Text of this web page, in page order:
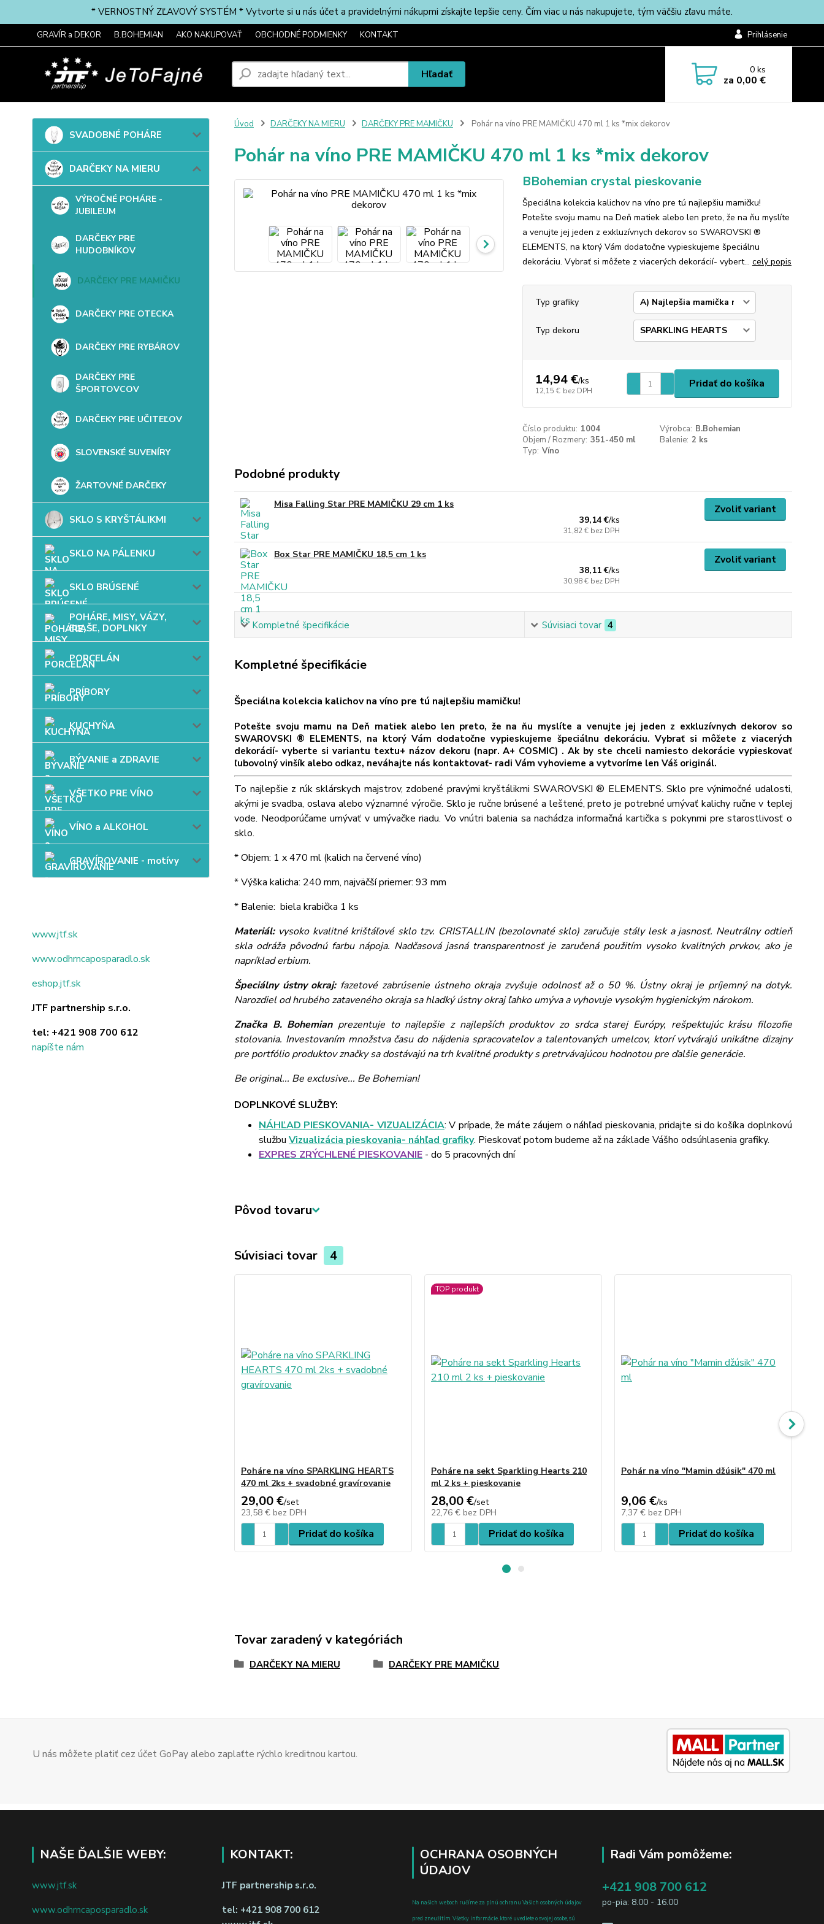
* VERNOSTNÝ ZĽAVOVÝ SYSTÉM * Vytvorte si u nás účet a pravidelnými nákupmi získajte lepšie ceny. Čím viac u nás nakupujete, tým väčšiu zľavu máte.
GRAVÍR a DEKOR B.BOHEMIAN AKO NAKUPOVAŤ OBCHODNÉ PODMIENKY KONTAKT Prihlásenie
Hľadať 0ks
za 0,00 €
SVADOBNÉ POHÁRE
DARČEKY NA MIERU
VÝROČNÉ POHÁRE -
JUBILEUM
DARČEKY PRE
HUDOBNÍKOV
DARČEKY PRE MAMIČKU
DARČEKY PRE OTECKA
DARČEKY PRE RYBÁROV
DARČEKY PRE
ŠPORTOVCOV
DARČEKY PRE UČITEĽOV
SLOVENSKÉ SUVENÍRY
ŽARTOVNÉ DARČEKY
SKLO S KRYŠTÁLIKMI
SKLO NA PÁLENKU
SKLO BRÚSENÉ
POHÁRE, MISY, VÁZY,
FĽAŠE, DOPLNKY
PORCELÁN
PRÍBORY
KUCHYŇA
BÝVANIE a ZDRAVIE
VŠETKO PRE VÍNO
VÍNO a ALKOHOL
GRAVÍROVANIE - motívy
www.jtf.sk
www.odhrncaposparadlo.sk
eshop.jtf.sk
JTF partnership s.r.o.
tel: +421 908 700 612
napíšte nám
Úvod DARČEKY NA MIERU DARČEKY PRE MAMIČKU Pohár na víno PRE MAMIČKU 470 ml 1 ks *mix dekorov
Pohár na víno PRE MAMIČKU 470 ml 1 ks *mix dekorov
BBohemian crystal pieskovanie
Špeciálna kolekcia kalichov na víno pre tú najlepšiu mamičku!
Potešte svoju mamu na Deň matiek alebo len preto, že na ňu myslíte
a venujte jej jeden z exkluzívnych dekorov so SWAROVSKI ®
ELEMENTS, na ktorý Vám dodatočne vypieskujeme špeciálnu
dekoráciu. Vybrať si môžete z viacerých dekorácií- vybert... celý popis
Typ grafiky
Typ dekoru
14,94 €/ks
12,15 € bez DPH
Pridať do košíka
Číslo produktu: 1004 Výrobca: B.Bohemian
Objem / Rozmery: 351-450 ml Balenie: 2 ks
Typ: Víno
Podobné produkty
Misa Falling Star PRE MAMIČKU 29 cm 1 ks
39,14 €/ks
31,82 € bez DPH
Zvoliť variant
Box Star PRE MAMIČKU 18,5 cm 1 ks
38,11 €/ks
30,98 € bez DPH
Zvoliť variant
Kompletné špecifikácie Súvisiaci tovar 4
Kompletné špecifikácie
Špeciálna kolekcia kalichov na víno pre tú najlepšiu mamičku!
Potešte svoju mamu na Deň matiek alebo len preto, že na ňu myslíte a venujte jej jeden z exkluzívnych dekorov so
SWAROVSKI ® ELEMENTS, na ktorý Vám dodatočne vypieskujeme špeciálnu dekoráciu. Vybrať si môžete z viacerých
dekorácií- vyberte si variantu textu+ názov dekoru (napr. A+ COSMIC) . Ak by ste chceli namiesto dekorácie vypieskovať
ľubovolný vinšík alebo odkaz, neváhajte nás kontaktovať- radi Vám vyhovieme a vytvoríme len Váš originál.
To najlepšie z rúk sklárskych majstrov, zdobené pravými kryštálikmi SWAROVSKI ® ELEMENTS. Sklo pre výnimočné udalosti,
akými je svadba, oslava alebo významné výročie. Sklo je ručne brúsené a leštené, preto je potrebné umývať kalichy ručne v teplej
vode. Neodporúčame umývať v umývačke riadu. Vo vnútri balenia sa nachádza informačná kartička s pokynmi pre starostlivosť o
sklo.
* Objem: 1 x 470 ml (kalich na červené víno)
* Výška kalicha: 240 mm, najväčší priemer: 93 mm
* Balenie: biela krabička 1 ks
Materiál: vysoko kvalitné krištáľové sklo tzv. CRISTALLIN (bezolovnaté sklo) zaručuje stály lesk a jasnosť. Neutrálny odtieň
skla odráža pôvodnú farbu nápoja. Nadčasová jasná transparentnosť je zaručená použitím vysoko kvalitných prvkov, ako je
napríklad erbium.
Špeciálny ústny okraj: fazetové zabrúsenie ústneho okraja zvyšuje odolnosť až o 50 %. Ústny okraj je príjemný na dotyk.
Narozdiel od hrubého zataveného okraja sa hladký ústny okraj ľahko umýva a vyhovuje vysokým hygienickým nárokom.
Značka B. Bohemianprezentuje to najlepšie z najlepších produktov zo srdca starej Európy, rešpektujúc krásu filozofie
stolovania. Investovaním množstva času do nájdenia spracovateľov a talentovaných umelcov, ktorí vytvárajú unikátne dizajny
pre portfólio produktov značky sa dostávajú na trh kvalitné produkty s pretrvávajúcou hodnotou pre ďalšie generácie.
Be original... Be exclusive... Be Bohemian!
DOPLNKOVÉ SLUŽBY:
NÁHĽAD PIESKOVANIA- VIZUALIZÁCIA: V prípade, že máte záujem o náhľad pieskovania, pridajte si do košíka doplnkovú
službu Vizualizácia pieskovania- náhľad grafiky. Pieskovať potom budeme až na základe Vášho odsúhlasenia grafiky.
EXPRES ZRÝCHLENÉ PIESKOVANIE- do 5 pracovných dní
Pôvod tovaru
Súvisiaci tovar 4
Poháre na víno SPARKLING HEARTS
470 ml 2ks + svadobné gravírovanie
29,00 €/set
23,58 € bez DPH
Pridať do košíka
TOP produkt
Poháre na sekt Sparkling Hearts 210
ml 2 ks + pieskovanie
28,00 €/set
22,76 € bez DPH
Pridať do košíka
Pohár na víno "Mamin džúsik" 470 ml
9,06 €/ks
7,37 € bez DPH
Pridať do košíka
Tovar zaradený v kategóriách
DARČEKY NA MIERU DARČEKY PRE MAMIČKU
U nás môžete platiť cez účet GoPay alebo zaplaťte rýchlo kreditnou kartou.
NAŠE ĎALŠIE WEBY:
www.jtf.sk
www.odhrncaposparadlo.sk
KONTAKT:
JTF partnership s.r.o.
tel: +421 908 700 612
OCHRANA OSOBNÝCH
ÚDAJOV
Na našich weboch ručíme za plnú ochranu Vašich osobných údajov
pred zneužitím. Všetky informácie, ktoré uvediete o svojej osobe, sú
Radi Vám pomôžeme:
+421 908 700 612
po-pia: 8.00 - 16.00